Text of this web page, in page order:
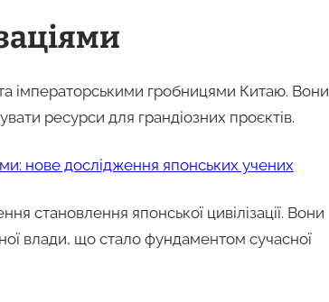
імператорськими гробницями Китаю. Вони
ресурси для грандіозних проєктів.
нове дослідження японських учених
становлення японської цивілізації. Вони
влади, що стало фундаментом сучасної